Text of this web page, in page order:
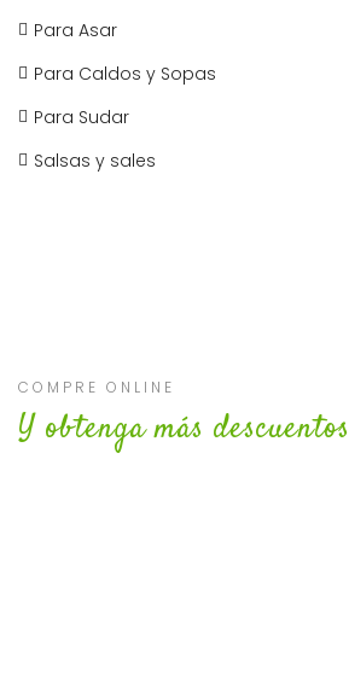
Para Asar
Para Caldos y Sopas
Para Sudar
Salsas y sales
COMPRE ONLINE
Y obtenga más descuentos